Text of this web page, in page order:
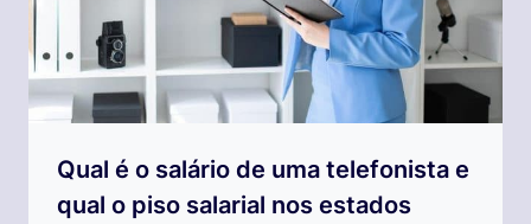
Qual é o salário de uma telefonista e
qual o piso salarial nos estados